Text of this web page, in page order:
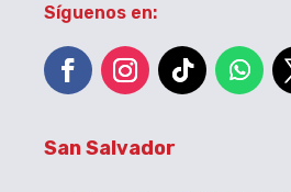
Síguenos en:
San Salvador